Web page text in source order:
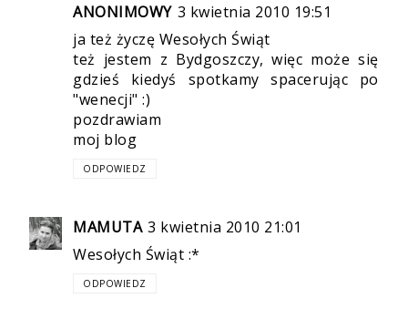
ANONIMOWY 3 kwietnia 2010 19:51
ja też życzę Wesołych Świąt
też jestem z Bydgoszczy, więc może się
gdzieś kiedyś spotkamy spacerując po
"wenecji" :)
pozdrawiam
moj blog
ODPOWIEDZ
MAMUTA 3 kwietnia 2010 21:01
Wesołych Świąt :*
ODPOWIEDZ